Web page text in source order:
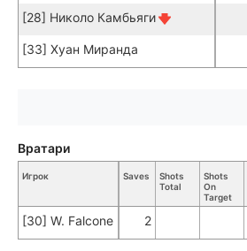
[28] Николо Камбьяги
[33] Хуан Миранда
Игрок Saves
Shots
Total
Shots
On
Target
[30] W. Falcone 2
Вратари